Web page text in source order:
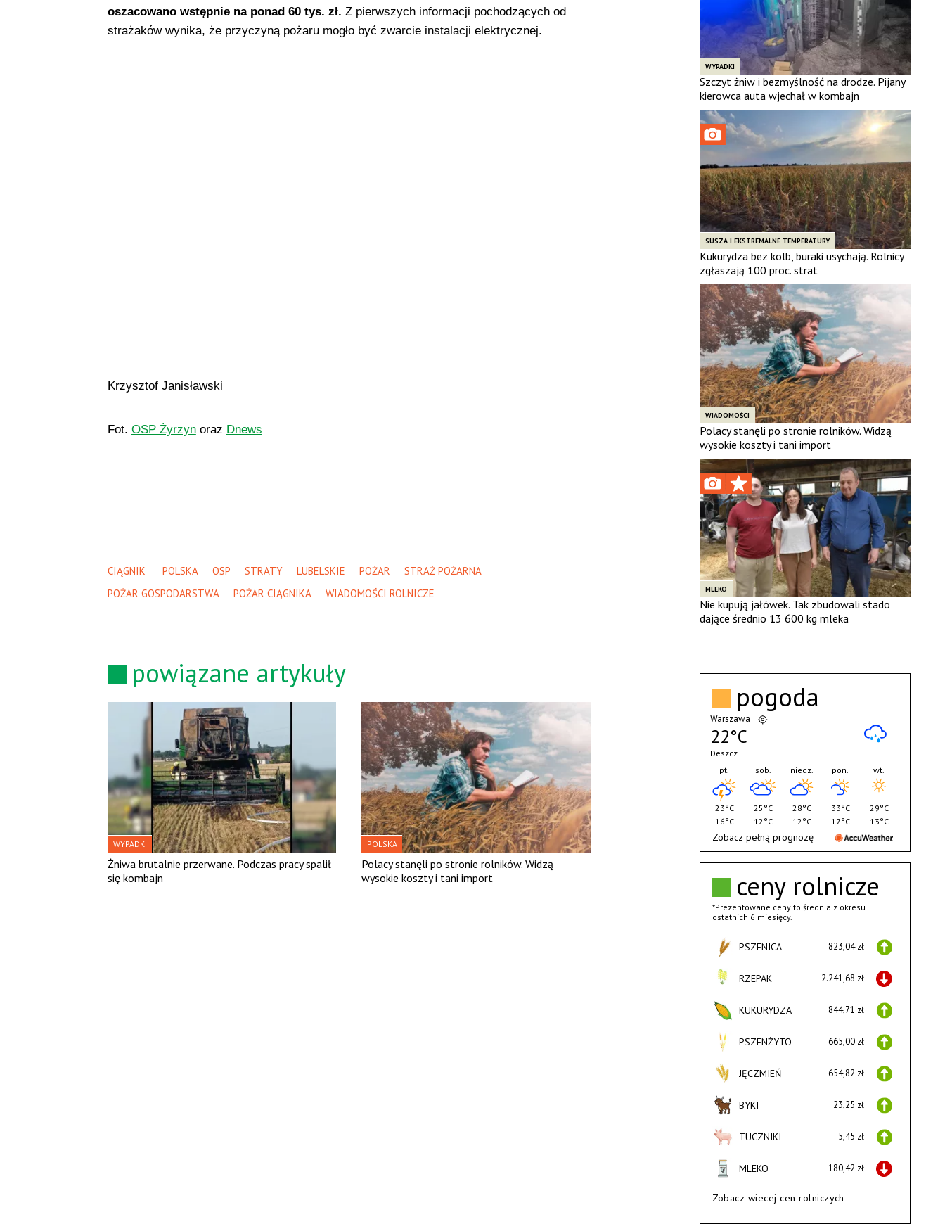
oszacowano wstępnie na ponad 60 tys. zł. Z pierwszych informacji pochodzących od
strażaków wynika, że przyczyną pożaru mogło być zwarcie instalacji elektrycznej.
Krzysztof Janisławski
Fot. OSP Żyrzynoraz Dnews
CIĄGNIK POLSKA OSP STRATY LUBELSKIE POŻAR
STRAŻ POŻARNA
POŻAR GOSPODARSTWA
POŻAR CIĄGNIKA WIADOMOŚCI ROLNICZE
powiązane artykuły
WYPADKI
Żniwa brutalnie przerwane. Podczas pracy spalił
się kombajn
POLSKA
Polacy stanęli po stronie rolników. Widzą
wysokie koszty i tani import
WYPADKI
Szczyt żniw i bezmyślność na drodze. Pijany
kierowca auta wjechał w kombajn
SUSZA I EKSTREMALNE TEMPERATURY
Kukurydza bez kolb, buraki usychają. Rolnicy
zgłaszają 100 proc. strat
WIADOMOŚCI
Polacy stanęli po stronie rolników. Widzą
wysokie koszty i tani import
MLEKO
Nie kupują jałówek. Tak zbudowali stado
dające średnio 13 600 kg mleka
ceny rolnicze
*Prezentowane ceny to średnia z okresu
ostatnich 6 miesięcy.
PSZENICA 823,04 zł
RZEPAK 2.241,68 zł
KUKURYDZA 844,71 zł
PSZENŻYTO 665,00 zł
JĘCZMIEŃ 654,82 zł
BYKI 23,25 zł
TUCZNIKI 5,45 zł
MLEKO 180,42 zł
Zobacz wiecej cen rolniczych
pogoda
Warszawa
22°C
Deszcz
pt.
23°C
16°C
sob.
25°C
12°C
niedz.
28°C
12°C
pon.
33°C
17°C
wt.
29°C
13°C
Zobacz pełną prognozę